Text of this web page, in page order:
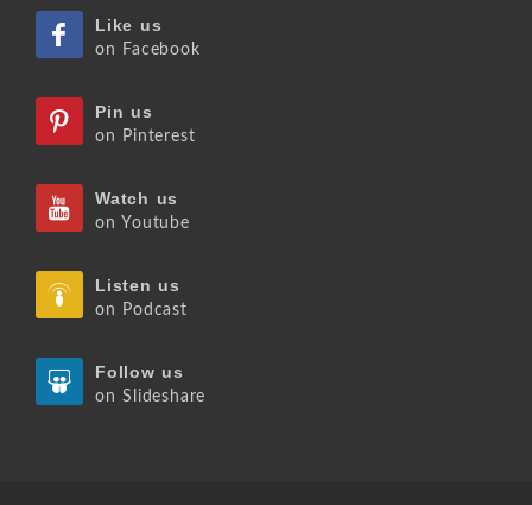
Like us
on Facebook
Pin us
on Pinterest
Watch us
on Youtube
Listen us
on Podcast
Follow us
on Slideshare